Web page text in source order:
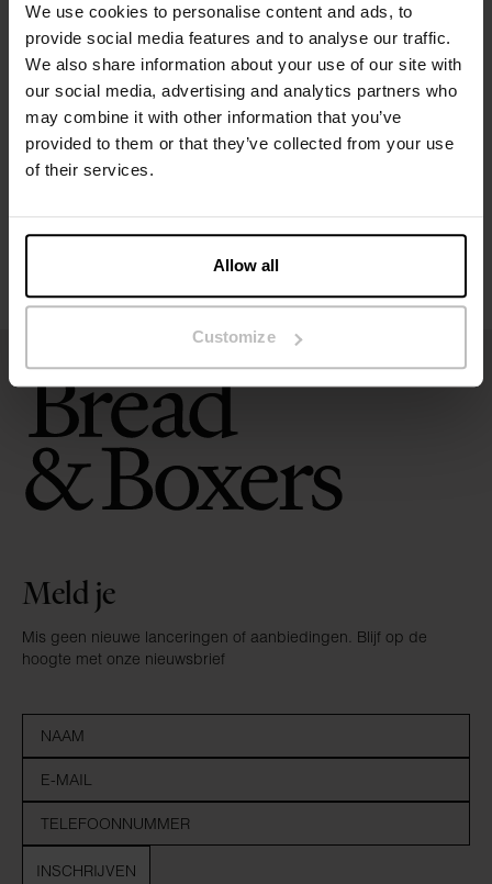
We use cookies to personalise content and ads, to
provide social media features and to analyse our traffic.
We also share information about your use of our site with
our social media, advertising and analytics partners who
may combine it with other information that you’ve
provided to them or that they’ve collected from your use
of their services.
Allow all
Customize
Specificatie
Maatgids
Meld je
Mis geen nieuwe lanceringen of aanbiedingen. Blijf op de
hoogte met onze nieuwsbrief
INSCHRIJVEN